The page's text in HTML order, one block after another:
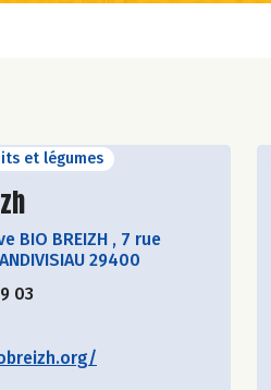
et légumes
le producteur
BIO BREIZH , 7 rue
29400
03